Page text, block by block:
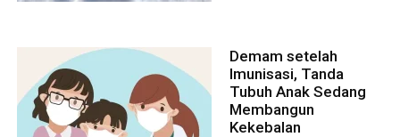
Demam setelah
Imunisasi, Tanda
Tubuh Anak Sedang
Membangun
Kekebalan